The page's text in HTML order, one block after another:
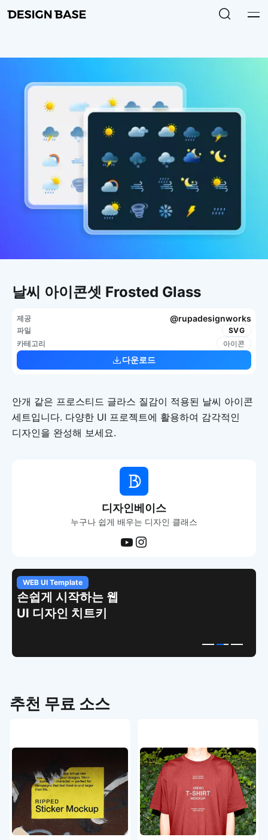
날씨 아이콘셋 Frosted Glass
제공 @rupadesignworks
파일
SVG
카테고리
아이콘
다운로드
안개 같은 프로스티드 글라스 질감이 적용된 날씨 아이콘
세트입니다. 다양한 UI 프로젝트에 활용하여 감각적인
디자인을 완성해 보세요.
디자인베이스
누구나 쉽게 배우는 디자인 클래스
WEB UI Template
손쉽게 시작하는 웹
UI 디자인 치트키
추천 무료 소스